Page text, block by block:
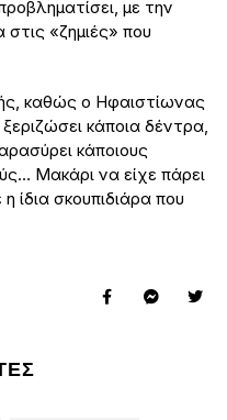
με την
«ζημιές» που
καθώς ο Ηφαιστίωνας
κάποια δέντρα,
κάποιους
Μακάρι να είχε πάρει
ίδια σκουπιδιάρα που